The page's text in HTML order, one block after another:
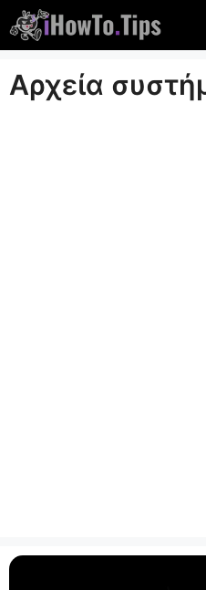
Παραλείψτε
το
περιεχόμενο
Αρχεία